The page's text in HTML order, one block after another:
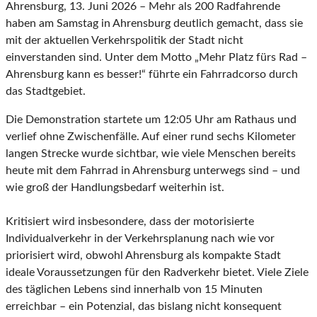
Ahrensburg, 13. Juni 2026 – Mehr als 200 Radfahrende
haben am Samstag in Ahrensburg deutlich gemacht, dass sie
mit der aktuellen Verkehrspolitik der Stadt nicht
einverstanden sind. Unter dem Motto „Mehr Platz fürs Rad –
Ahrensburg kann es besser!“ führte ein Fahrradcorso durch
das Stadtgebiet.
Die Demonstration startete um 12:05 Uhr am Rathaus und
verlief ohne Zwischenfälle. Auf einer rund sechs Kilometer
langen Strecke wurde sichtbar, wie viele Menschen bereits
heute mit dem Fahrrad in Ahrensburg unterwegs sind – und
wie groß der Handlungsbedarf weiterhin ist.
Kritisiert wird insbesondere, dass der motorisierte
Individualverkehr in der Verkehrsplanung nach wie vor
priorisiert wird, obwohl Ahrensburg als kompakte Stadt
ideale Voraussetzungen für den Radverkehr bietet. Viele Ziele
des täglichen Lebens sind innerhalb von 15 Minuten
erreichbar – ein Potenzial, das bislang nicht konsequent